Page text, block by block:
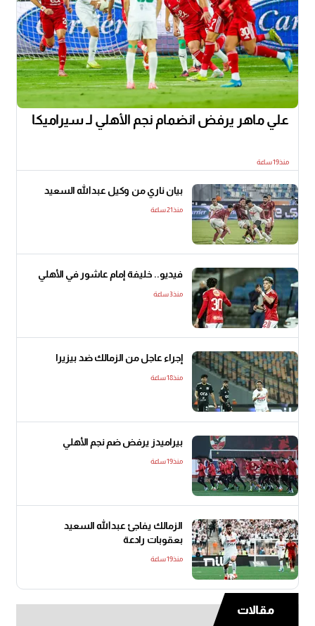
علي ماهر يرفض انضمام نجم الأهلي لـ سيراميكا
منذ19 ساعة
بيان ناري من وكيل عبدالله السعيد
منذ21 ساعة
فيديو.. خليفة إمام عاشور في الأهلي
منذ3 ساعة
إجراء عاجل من الزمالك ضد بيزيرا
منذ18 ساعة
بيراميدز يرفض ضم نجم الأهلي
منذ19 ساعة
الزمالك يفاجئ عبدالله السعيد
بعقوبات رادعة
منذ19 ساعة
مقالات